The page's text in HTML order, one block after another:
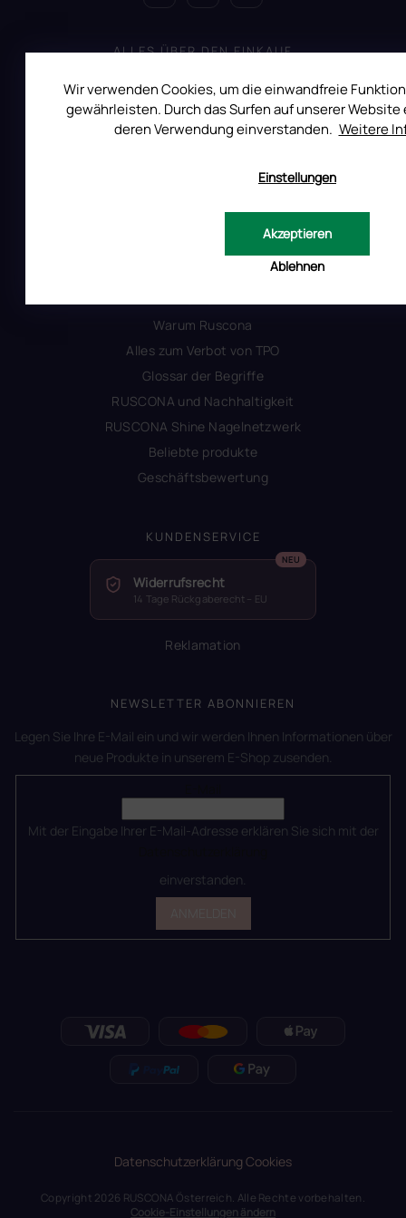
Wir verwenden Cookies, um die einwandfreie
gewährleisten. Durch das Surfen auf unserer Website
deren Verwendung einverstanden. Weitere
Einstellungen
Ablehnen
Akzeptieren
ALLES ÜBER DEN EINKAUF
Reklamation
Uber RUSCONA
Versandkosten
Datenschutzerklärung
Produktsicherheit
INFORMATIONEN FÜR SIE
Warum Ruscona
Alles zum Verbot von TPO
Glossar der Begriffe
RUSCONA und Nachhaltigkeit
RUSCONA Shine Nagelnetzwerk
Beliebte produkte
Geschäftsbewertung
KUNDENSERVICE
Widerrufsrecht
14 Tage Rückgaberecht – EU
Reklamation
NEWSLETTER ABONNIEREN
Legen Sie Ihre E-Mail ein und wir werden Ihnen Informationen über
neue Produkte in unserem E-Shop zusenden.
Mit der Eingabe Ihrer E-Mail-Adresse erklären Sie sich mit der
einverstanden.
DatenschutzerklärungCookies
Copyright 2026 RUSCONA Österreich. Alle Rechte vorbehalten.
Cookie-Einstellungen ändern